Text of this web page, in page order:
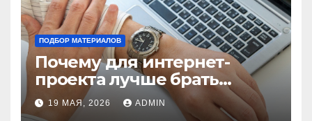
ПОДБОР МАТЕРИАЛОВ
Почему для интернет-
проекта лучше брать
отдельный сервер:
преимущества и ключевые
19 МАЯ, 2026 ADMIN